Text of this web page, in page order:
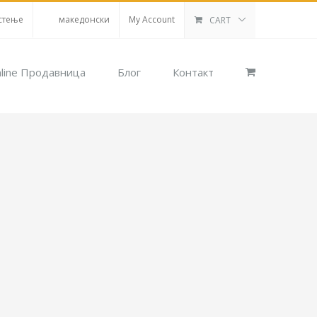
македонски My Account CART
Продавница Блог Контакт